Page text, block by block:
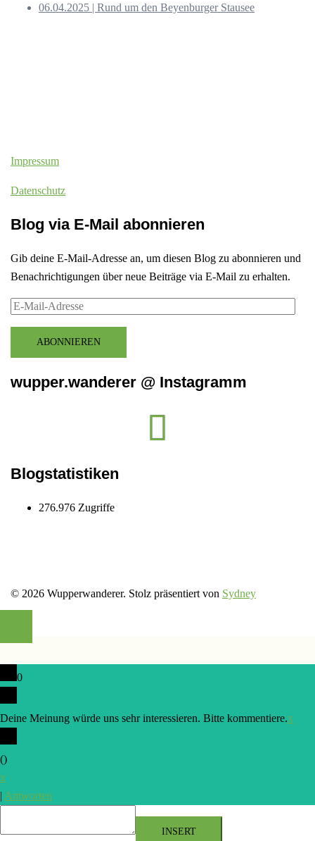
06.04.2025 | Rund um den Beyenburger Stausee
Impressum
Datenschutz
Blog via E-Mail abonnieren
Gib deine E-Mail-Adresse an, um diesen Blog zu abonnieren und
Benachrichtigungen über neue Beiträge via E-Mail zu erhalten.
E-
AdresseABONNIEREN
wupper.wanderer @ Instagramm
Blogstatistiken
276.976 Zugriffe
© 2026 Wupperwanderer. Stolz präsentiert von Sydney
0
Deine Meinung würde uns sehr interessieren. Bitte kommentiere.x
()
x
| Antworten
INSERT